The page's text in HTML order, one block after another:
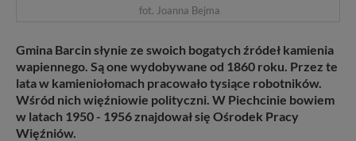
fot. Joanna Bejma
Gmina Barcin słynie ze swoich bogatych źródeł kamienia
wapiennego. Są one wydobywane od 1860 roku. Przez te
lata w kamieniołomach pracowało tysiące robotników.
Wśród nich więźniowie polityczni. W Piechcinie bowiem
w latach 1950 - 1956 znajdował się Ośrodek Pracy
Więźniów.